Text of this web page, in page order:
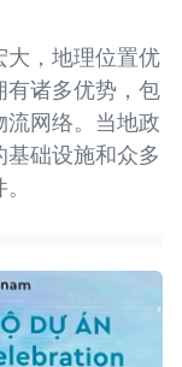
大，地理位置优
有诸多优势，包
网络。当地政
础设施和众多